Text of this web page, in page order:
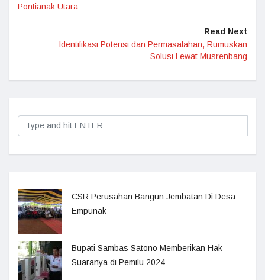
Pontianak Utara
Read Next
Identifikasi Potensi dan Permasalahan, Rumuskan
Solusi Lewat Musrenbang
CSR Perusahan Bangun Jembatan Di Desa
Empunak
Bupati Sambas Satono Memberikan Hak
Suaranya di Pemilu 2024